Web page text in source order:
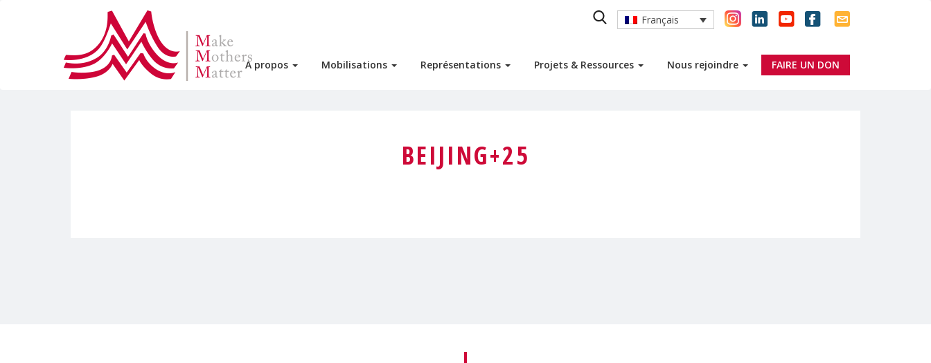
A propos Mobilisations Représentations Projets & Ressources Nous rejoindre FAIRE UN DON
Français
BEIJING+25